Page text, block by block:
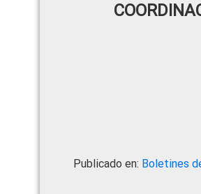
Publicado en: Boletines